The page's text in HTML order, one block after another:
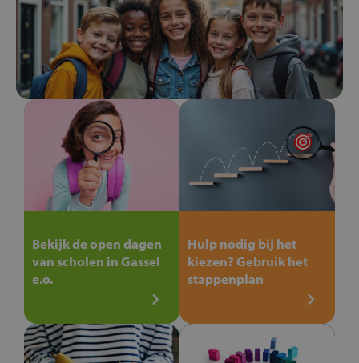
Bekijk de open dagen
van scholen in Gassel
e.o.
Hulp nodig bij het
kiezen? Gebruik het
stappenplan